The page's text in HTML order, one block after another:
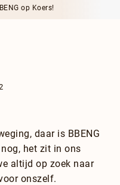
op Koers!
daar is BBENG
het zit in ons
altijd op zoek naar
onszelf.